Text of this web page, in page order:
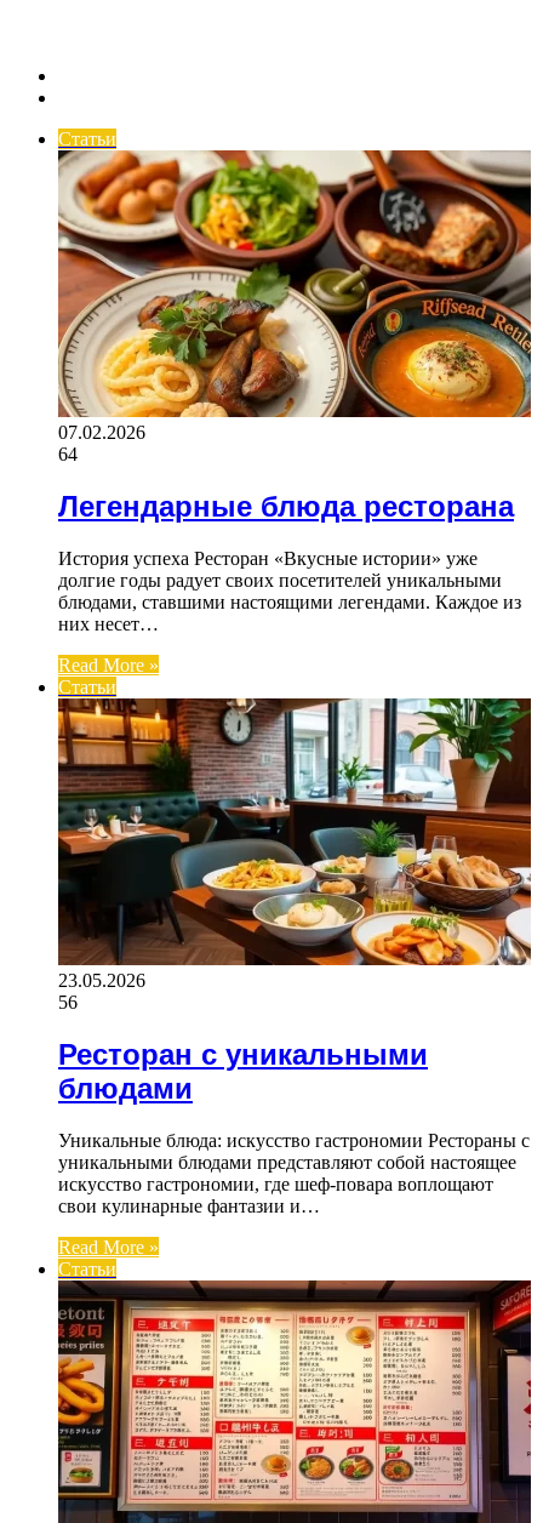
Статьи
07.02.2026
64
Легендарные блюда ресторана
История успеха Ресторан «Вкусные истории» уже
долгие годы радует своих посетителей уникальными
блюдами, ставшими настоящими легендами. Каждое из
них несет…
Read More »
Статьи
23.05.2026
56
Ресторан с уникальными
блюдами
Уникальные блюда: искусство гастрономии Рестораны с
уникальными блюдами представляют собой настоящее
искусство гастрономии, где шеф-повара воплощают
свои кулинарные фантазии и…
Read More »
Статьи